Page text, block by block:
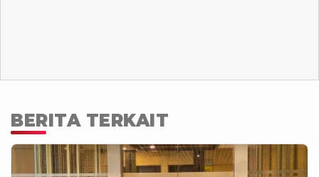
BERITA TERKAIT